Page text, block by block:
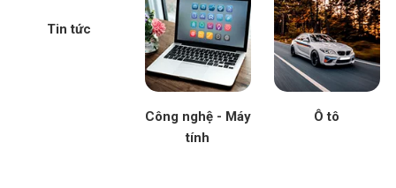
Tin tức
Công nghệ - Máy
tính
Ô tô